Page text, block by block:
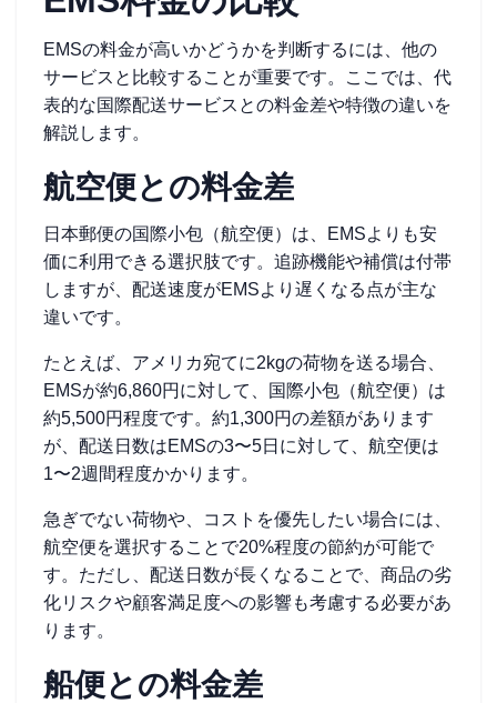
EMSの料金が高いかどうかを判断するには、他の
サービスと比較することが重要です。ここでは、代
表的な国際配送サービスとの料金差や特徴の違いを
解説します。
航空便との料金差
日本郵便の国際小包（航空便）は、EMSよりも安
価に利用できる選択肢です。追跡機能や補償は付帯
しますが、配送速度がEMSより遅くなる点が主な
違いです。
たとえば、アメリカ宛てに2kgの荷物を送る場合、
EMSが約6,860円に対して、国際小包（航空便）は
約5,500円程度です。約1,300円の差額があります
が、配送日数はEMSの3〜5日に対して、航空便は
1〜2週間程度かかります。
急ぎでない荷物や、コストを優先したい場合には、
航空便を選択することで20%程度の節約が可能で
す。ただし、配送日数が長くなることで、商品の劣
化リスクや顧客満足度への影響も考慮する必要があ
ります。
船便との料金差